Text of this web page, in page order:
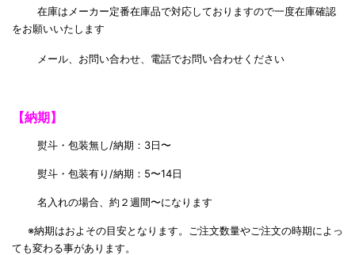
在庫はメーカー定番在庫品で対応しておりますので一度在庫確認
をお願いいたします
メール、お問い合わせ、電話でお問い合わせください
【納期】
熨斗・包装無し/納期：3日〜
熨斗・包装有り/納期：5〜14日
名入れの場合、約２週間〜になります
※納期はおよその目安となります。ご注文数量やご注文の時期によっ
ても変わる事があります。